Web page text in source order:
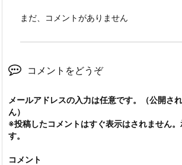
まだ、コメントがありません
コメントをどうぞ
メールアドレスの入力は任意です。（公開さ
ん）
※投稿したコメントはすぐ表示はされません。
す。
コメント